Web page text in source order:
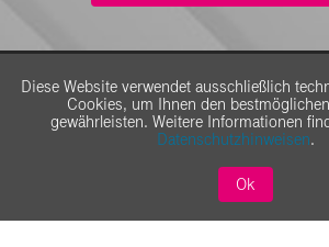
Diese Website verwendet ausschließlich
Cookies, um Ihnen den
gewährleisten. Weitere Informationen
Datenschutzhinweisen.
Ok